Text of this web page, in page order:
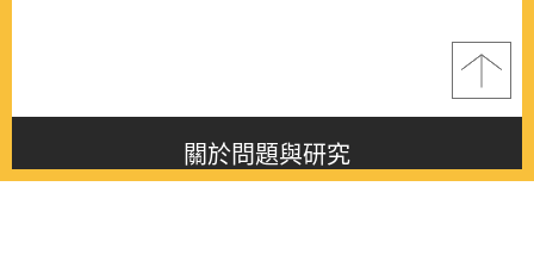
關於問題與研究
About this journal